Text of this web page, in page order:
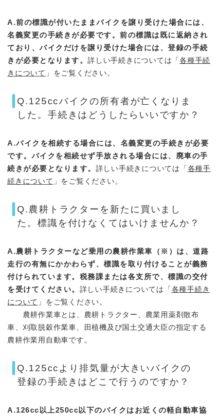
A.前の標識が付いたままバイクを譲り受けた場合には、
名義変更の手続きが必要です。前の標識は既に返納され
ており、バイクだけを譲り受けた場合には、登録の手続
きが必要となります。 詳しい手続きについては「各種手続
きについて 」をご覧ください。
Q.125ccバイクの所有者が亡くなりま
した。手続きはどうしたらいいですか？
A.バイクを相続する場合には、名義変更の手続きが必要
です。バイクを相続せず手放される場合には、廃車の手
続きが必要となります。 詳しい手続きについては「各種手
続きについて 」をご覧ください。
Q.農耕トラクターを新たに買いまし
た。標識を付けなくてはいけませんか？
A.農耕トラクターなど乗用の農耕作業車（※）は、道路
走行の有無にかかわらず、標識を取り付けることが義務
付けられています。税務課または各支所で、標識の交付
を受けてください。 詳しい手続きについては「各種手続き
について 」をご覧ください。
農耕作業車とは、農耕トラクター、農業用薬剤散布
車、刈取脱穀作業車、田植機及び国土交通大臣の指定する
農耕作業用自動車です。
Q.125ccより排気量が大きいバイクの
登録の手続きはどこで行うのですか？
A.126cc以上250cc以下のバイクはお近くの軽自動車協